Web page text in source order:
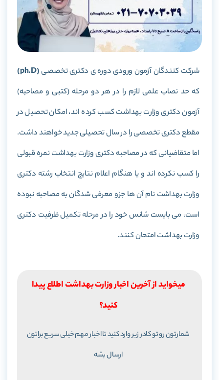
شرکت کنندگان آزمون ورودی دوره ی دکتری تخصصی(
ph.D
)
که حد نصاب علمی لازم را در هر دو مرحله (کتبی و مصاحبه)
آزمون دکتری وزارت بهداشت کسب کرده اند، امکان تحصیل در
مقطع دکتری تخصصی را در سال تحصیلی جدید خواهند داشت.
اما متقاضیانی که در مصاحبه دکتری وزارت بهداشت نمره قبولی
را کسب نکرده اند و یا هنگام اعلام نتایج انتخاب رشته دکتری
وزارت بهداشت نام آن ها جزو معرفی شدگان به مصاحبه نبوده
است، می بایست شانس خود را در مرحله تکمیل ظرفیت دکتری
وزارت بهداشت امتحان کنند.
میخواید از آخرین اخبار وزارت بهداشت اطلاع پیدا
کنید؟
شمارتون رو تو کادر زیر وارد کنید تا اخبار مهم خیلی سریع براتون
ارسال بشه